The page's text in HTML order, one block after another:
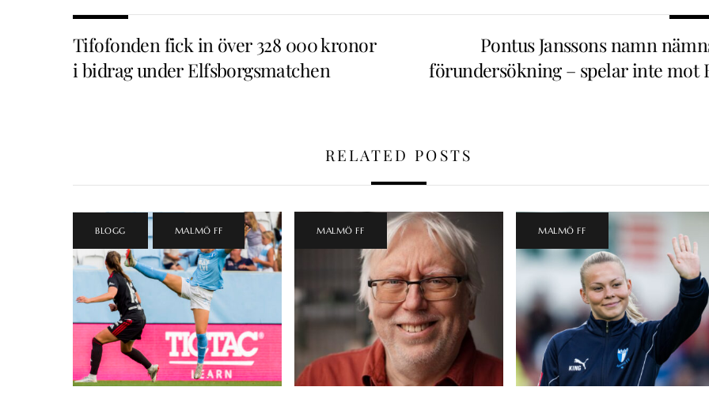
Tifofonden fick in över 328 000 kronor
i bidrag under Elfsborgsmatchen
Pontus Janssons namn
förundersökning – spelar inte mot
RELATED POSTS
BLOGG MALMÖ FF MALMÖ FF MALMÖ FF